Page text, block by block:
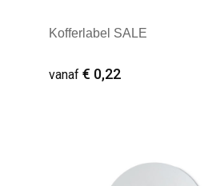
Kofferlabel SALE
vanaf € 0,22
Minimale afname: 100